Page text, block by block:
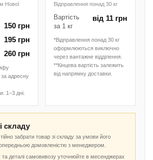
Нової
150 грн
195 грн
260 грн
за адресну
1–3 дні.
Відправлення понад 30 кг
Вартість
за 1 кг
від 11 грн
*Відправлення понад 30 кг
оформлюються виключно
через вантажне відділення.
**Кінцева вартість залежить
від напрямку доставки.
складу
забрати товар зі складу за умови його
домовленістю з менеджером.
та деталі самовивозу уточнюйте в месенджерах